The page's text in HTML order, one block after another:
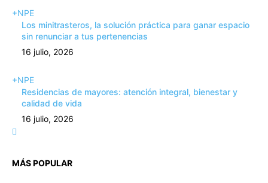
+NPE
Los minitrasteros, la solución práctica para ganar espacio
sin renunciar a tus pertenencias
16 julio, 2026
+NPE
Residencias de mayores: atención integral, bienestar y
calidad de vida
16 julio, 2026
MÁS POPULAR